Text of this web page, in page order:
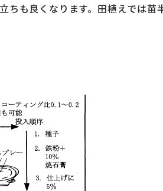
ちも良くなります。田植えでは苗